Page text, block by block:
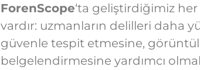
ForenScope‘ta geliştirdiğimiz
vardır: uzmanların delilleri daha
güvenle tespit etmesine,
belgelendirmesine yardımcı